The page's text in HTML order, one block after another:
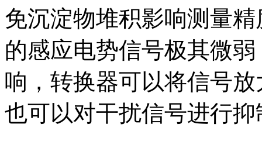
免沉淀物堆积影响测量
的感应电势信号极其微
响，转换器可以将信号
也可以对干扰信号进行抑